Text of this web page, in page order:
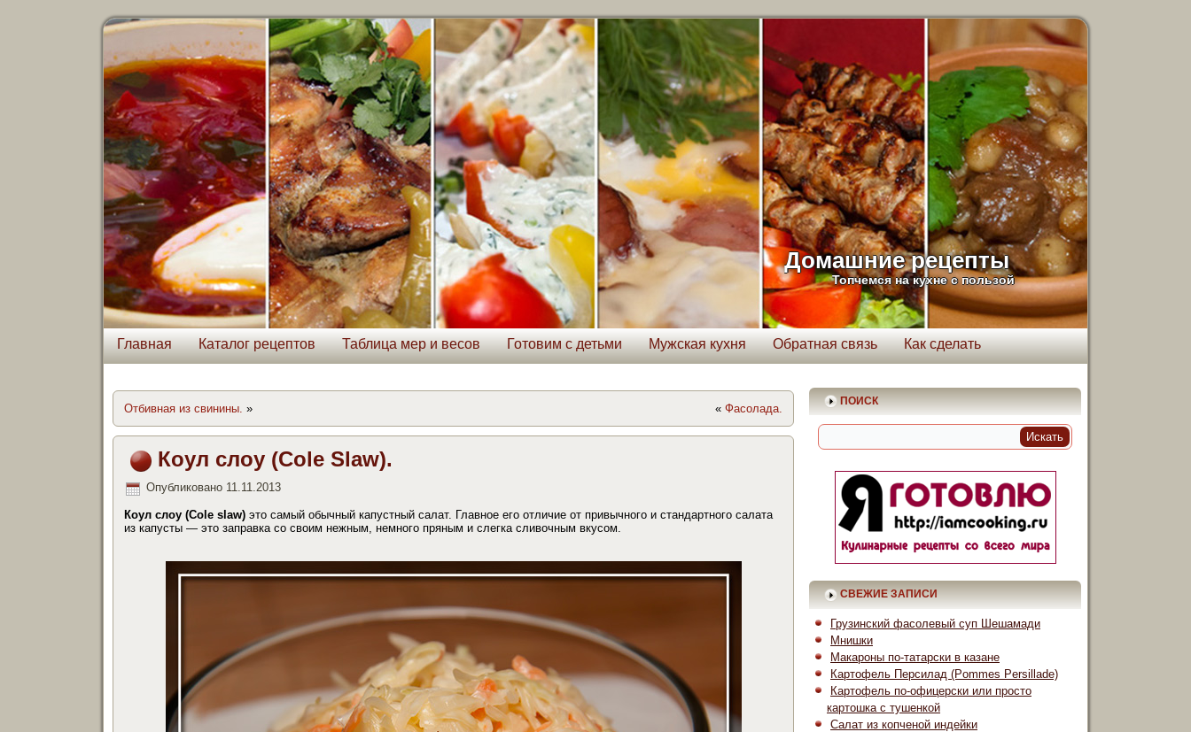
Домашние рецепты
Топчемся на кухне с пользой
Главная Каталог рецептов Таблица мер и весов Готовим с детьми Мужская кухня Обратная связь Как сделать
Отбивная из свинины. » « Фасолада.
Коул слоу (Cole Slaw).
Опубликовано 11.11.2013
Коул слоу (Cole slaw) это самый обычный капустный салат. Главное его отличие от привычного и стандартного салата
из капусты — это заправка со своим нежным, немного пряным и слегка сливочным вкусом.
ПОИСК
СВЕЖИЕ ЗАПИСИ
Грузинский фасолевый суп Шешамади
Мнишки
Макароны по-татарски в казане
Картофель Персилад (Pommes Persillade)
Картофель по-офицерски или просто
картошка с тушенкой
Салат из копченой индейки